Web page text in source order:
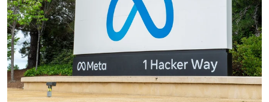
sport
berlin
nord